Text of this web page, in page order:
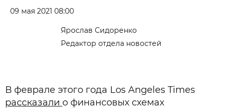
09 мая 2021 08:00
Ярослав Сидоренко
Редактор отдела новостей
В феврале этого года Los Angeles Times
рассказали о финансовых схемах